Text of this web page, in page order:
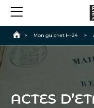
Accueil
> Mon guichet H-24 >
ACTES